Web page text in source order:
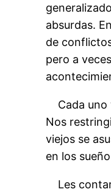
absurdas.
de
pero a
Cada uno
Nos
viejos se
en los
Les